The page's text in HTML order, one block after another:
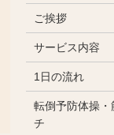
ご挨拶
サービス内容
1日の流れ
転倒予防体操・
チ